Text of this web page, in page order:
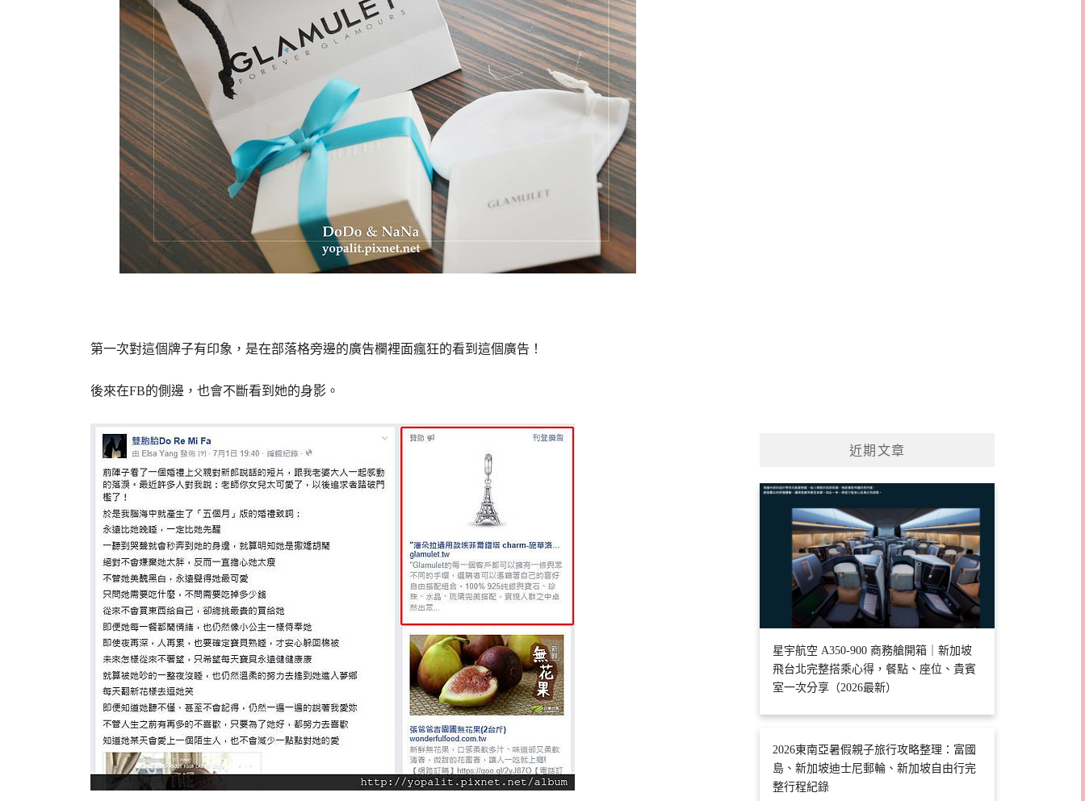
第一次對這個牌子有印象，是在部落格旁邊的廣告欄裡面瘋狂的看到這個廣告！
後來在FB的側邊，也會不斷看到她的身影。
近期文章
星宇航空 A350-900 商務艙開箱｜新加坡
飛台北完整搭乘心得，餐點、座位、貴賓
室一次分享（2026最新）
2026東南亞暑假親子旅行攻略整理：富國
島、新加坡迪士尼郵輪、新加坡自由行完
整行程紀錄